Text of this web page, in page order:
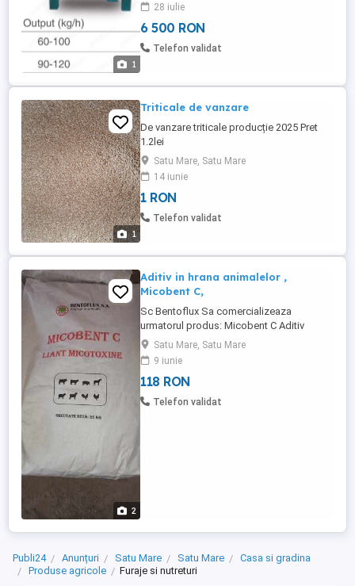
1
28 iulie
6 500 RON
Telefon validat
1
Triticale de vanzare
De vanzare triticale producție 2025 Pret
1.2lei
Satu Mare, Satu Mare
14 iunie
1 RON
Telefon validat
2
Aditiv in hrana animalelor ,
Micobent C,
Sc Bentoflux Sa comercializeaza
urmatorul produs: Micobent C Aditiv
special conceput pentru inhibarea
micotoxinelor, destinat hranei animalelor :
păsări, porci, rumegătoare. Se amesteca
in hrana animalelor pentru imbunatatirea
digestiei, eliminarea micotoxinelor si
Satu Mare, Satu Mare
9 iunie
118 RON
Telefon validat
Publi24 Anunțuri Satu Mare Satu Mare
Casa si gradina
Produse agricole
Furaje si nutreturi